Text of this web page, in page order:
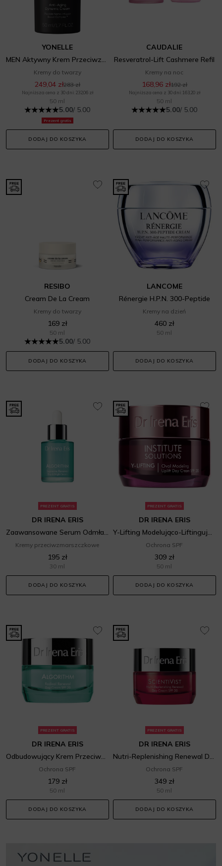
Prezent gratis
YONELLE
MEN Aktywny Krem Przeciwzmarszczkowy
Kremy do twarzy
249,04 zł283 zł
Najniższa cena z 30 dni: 232,06 zł
50 ml
5.00/ 5.00
DODAJ DO KOSZYKA
CAUDALIE
Resveratrol-Lift Cashmere Refil
Kremy na noc
168,96 zł192 zł
Najniższa cena z 30 dni: 163,20 zł
50 ml
5.00/ 5.00
DODAJ DO KOSZYKA
RESIBO
Cream De La Cream
Kremy do twarzy
169 zł
50 ml
5.00/ 5.00
DODAJ DO KOSZYKA
LANCOME
Rénergie H.P.N. 300-Peptide
Kremy na dzień
460 zł
50 ml
DODAJ DO KOSZYKA
PREZENT GRATIS
DR IRENA ERIS
Zaawansowane Serum Odmładzające Dzień/Noc
Kremy przeciwzmarszczkowe
195 zł
30 ml
DODAJ DO KOSZYKA
PREZENT GRATIS
DR IRENA ERIS
Y-Lifting Modelująco-Liftingujący Krem Na Dzień SPF 20
Ochrona SPF
309 zł
50 ml
DODAJ DO KOSZYKA
PREZENT GRATIS
DR IRENA ERIS
Ochrona SPF
179 zł
50 ml
DODAJ DO KOSZYKA
PREZENT GRATIS
DR IRENA ERIS
Ochrona SPF
349 zł
50 ml
DODAJ DO KOSZYKA